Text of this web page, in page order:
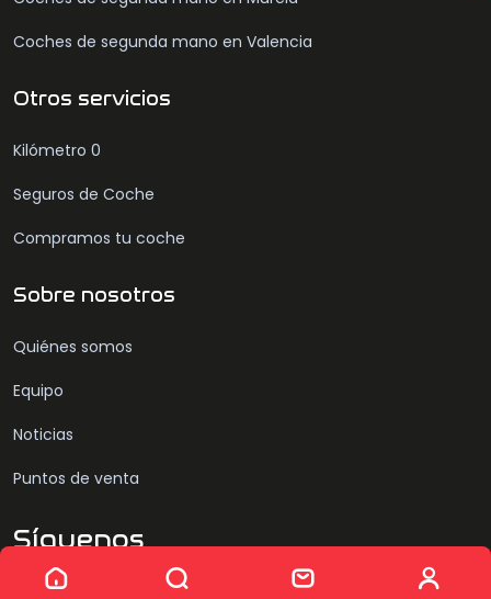
Sin resultados
Coches de segunda mano en Valencia
Otros servicios
Kilómetro 0
Seguros de Coche
Compramos tu coche
Sobre nosotros
Quiénes somos
Equipo
Noticias
Puntos de venta
Síguenos